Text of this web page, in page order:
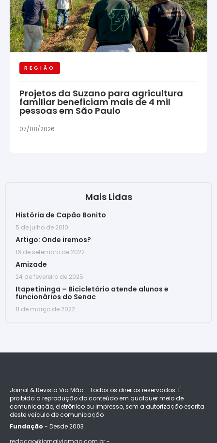
REGIÃO
Projetos da Suzano para agricultura
familiar beneficiam mais de 4 mil
pessoas em São Paulo
07/08/2026
Mais Lidas
História de Capão Bonito
5 de julho de 2010
Artigo: Onde iremos?
16 de setembro de 2022
Amizade
24 de fevereiro de 2025
Itapetininga – Bicicletário atende alunos e
funcionários do Senac
11 de março de 2022
Jornal & Revista Via Mão - Todos os direitos reservados. É
proibida a reprodução do conteúdo em qualquer meio de
comunicação, eletrônico ou impresso, sem a autorização escrita
deste veículo de comunicação
Fundação - Desde 2003